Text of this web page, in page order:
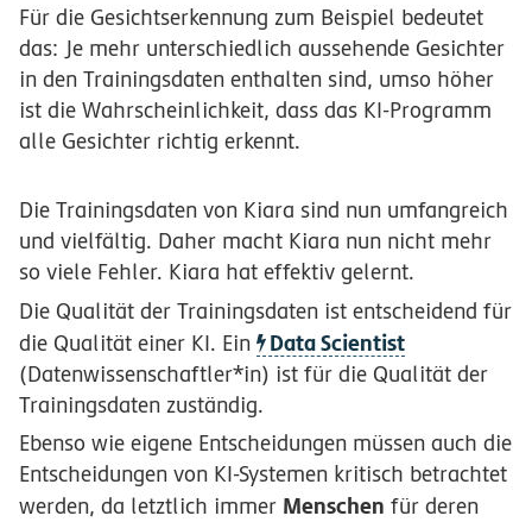
Für die Gesichtserkennung zum Beispiel bedeutet
das: Je mehr unterschiedlich aussehende Gesichter
in den Trainingsdaten enthalten sind, umso höher
ist die Wahrscheinlichkeit, dass das KI-Programm
alle Gesichter richtig erkennt.
Die Trainingsdaten von Kiara sind nun umfangreich
und vielfältig. Daher macht Kiara nun nicht mehr
so viele Fehler. Kiara hat effektiv gelernt.
Die Qualität der Trainingsdaten ist entscheidend für
die Qualität einer KI. Ein
Data Scientist
(Datenwissenschaftler*in) ist für die Qualität der
Trainingsdaten zuständig.
Ebenso wie eigene Entscheidungen müssen auch die
Entscheidungen von KI-Systemen kritisch betrachtet
werden, da letztlich immer Menschen für deren